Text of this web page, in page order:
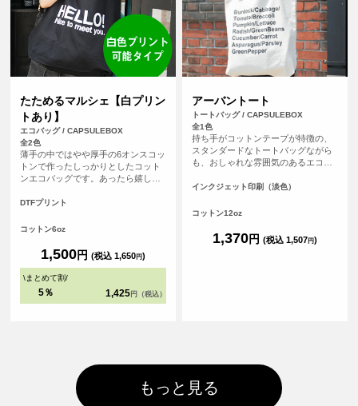
たためるマルシェ【白プリン
トあり】
エコバッグ / CAPSULEBOX
全2色
薄手の中ではやや厚手の6オンスコッ
トンで作ったしっかりとしたコット
ンエコバッグです。あったら嬉しい
ケットに入れればコンパクトにする
り、とてもしっかりとしたエコバッ
からフルカラープリントでオリジナ
ルエコバッグを作ることができま
す！（※弊社オリジナルバッグのた
DTFプリント
コットン6oz
1,500円 (税込 1,650円)
\まとめて割/
5％ 1,425 円（税込）
アーバントート
トートバッグ / CAPSULEBOX
全1色
持ち手がコットンテープが特徴の、
スタンダードなトートバッグながら
も、おしゃれな雰囲気のあるエコバ
余裕をもってかけることが可能で
で、普段のメインバッグとしても使
インクジェット印刷（淡色）
コットン12oz
1,370円 (税込 1,507円)
もっと見る